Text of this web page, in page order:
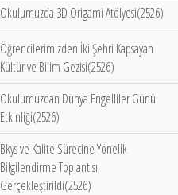
Okulumuzda 3D Origami Atölyesi(2526)
Öğrencilerimizden İki Şehri Kapsayan
Kültür ve Bilim Gezisi(2526)
Okulumuzdan Dünya Engelliler Günü
Etkinliği(2526)
Bkys ve Kalite Sürecine Yönelik
Bilgilendirme Toplantısı
Gerçekleştirildi(2526)